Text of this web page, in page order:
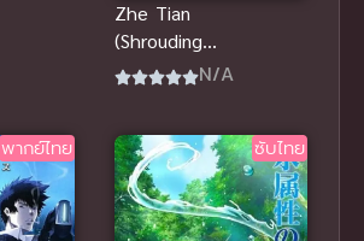
Zhe Tian
(Shrouding
the
N/A
พากย์ไทย ซับไทย